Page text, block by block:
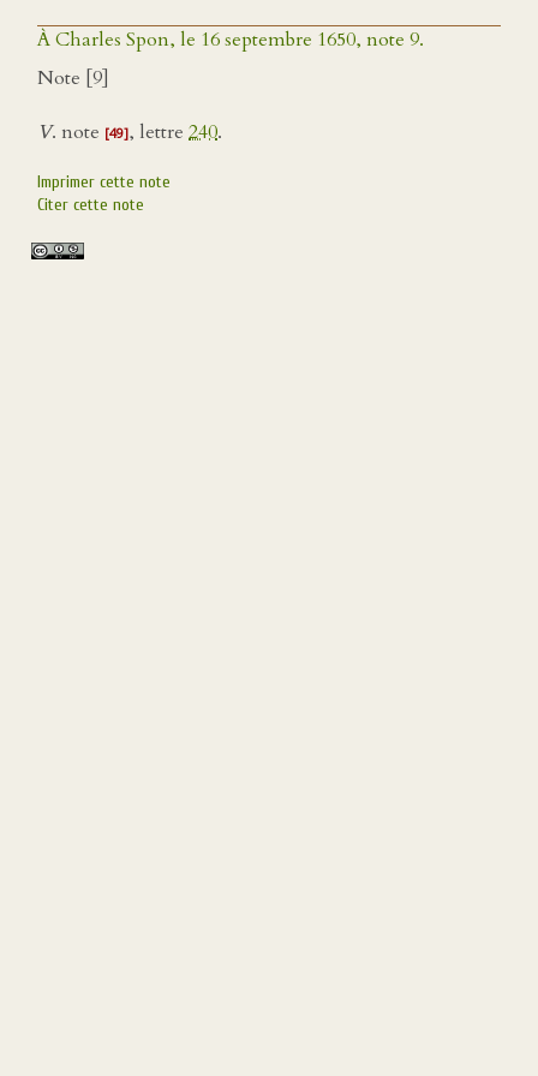
À Charles Spon, le 16 septembre 1650, note 9.
Note [9]
V. note [49], lettre 240.
Imprimer cette note
Citer cette note